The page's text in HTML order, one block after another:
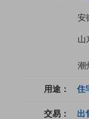
安
山
潮
用途： 住
交易： 出